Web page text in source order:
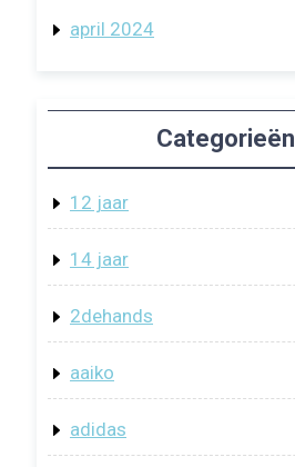
april 2024
Categorieën
12 jaar
14 jaar
2dehands
aaiko
adidas